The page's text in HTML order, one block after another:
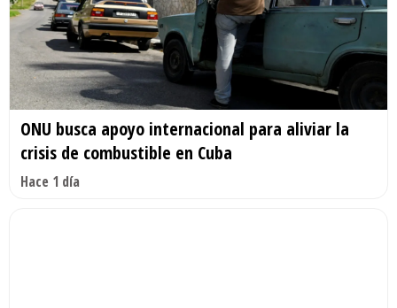
ONU busca apoyo internacional para aliviar la
crisis de combustible en Cuba
Hace 1 día